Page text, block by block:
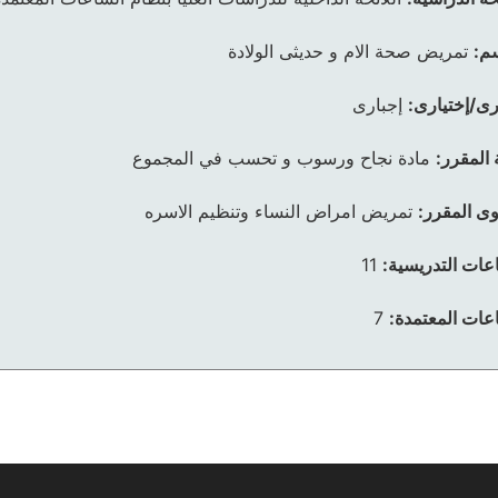
تمريض صحة الام و حديثى الولادة
إختيارى: إجبارى
المقرر: مادة نجاح ورسوب و تحسب في المجموع
المقرر: تمريض امراض النساء وتنظيم الاسره
التدريسية: 11
المعتمدة: 7